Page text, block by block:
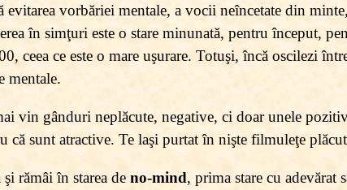
evitarea vorbăriei mentale, a vocii neîncetate din
în simţuri este o stare minunată, pentru început,
ceea ce este o mare uşurare. Totuşi, încă oscilezi
mentale.
vin gânduri neplăcute, negative, ci doar unele
că sunt atractive. Te laşi purtat în nişte filmuleţe
rămâi în starea de no-mind, prima stare cu adevărat